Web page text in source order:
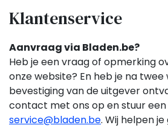
Klantenservice
Aanvraag via Bladen.be?
Heb je een vraag of opmerking
onze website? En heb je na
bevestiging van de uitgever
contact met ons op en stuur
service@bladen.be. Wij helpen